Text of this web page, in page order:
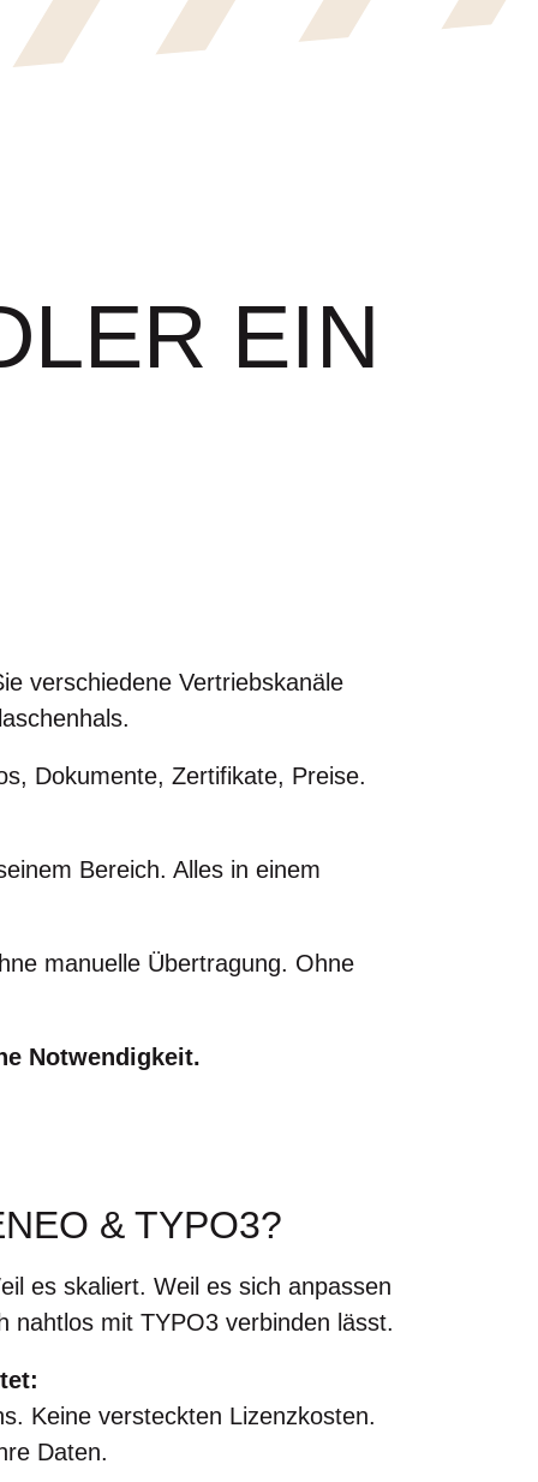
EIN
verschiedene Vertriebskanäle
Dokumente, Zertifikate, Preise.
Bereich. Alles in einem
manuelle Übertragung. Ohne
Notwendigkeit.
& TYPO3?
es skaliert. Weil es sich anpassen
nahtlos mit TYPO3 verbinden lässt.
Keine versteckten Lizenzkosten.
Daten.